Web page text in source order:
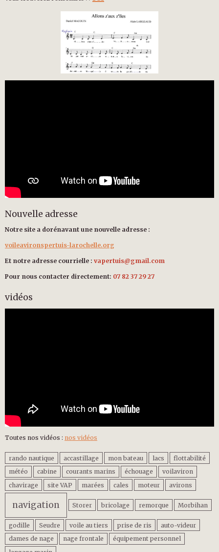
Nouvelle adresse
Notre site a dorénavant une nouvelle adresse :
voileavironspertuis-larochelle.org
Et notre adresse courrielle : vapertuis@gmail.com
Pour nous contacter directement: 07 82 37 29 27
vidéos
Toutes nos vidéos : nos vidéos
rando nautique accastillage mon bateau lacs
flottabilité
météo
cabine courants marins échouage
voilaviron
chavirage
site VAP marées cales moteur avirons
navigation Storer bricolage remorque Morbihan
godille Seudre voile au tiers prise de ris
auto-videur
dames de nage
nage frontale
équipement personnel